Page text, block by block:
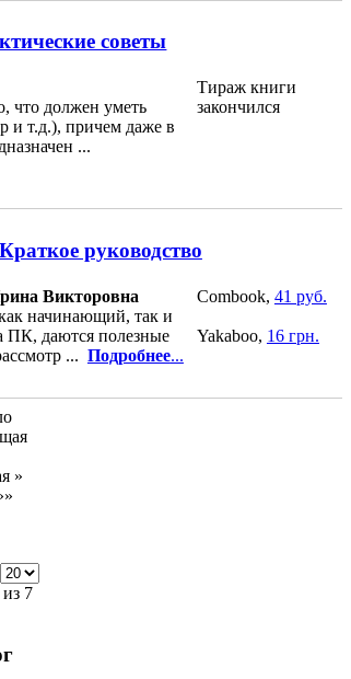
советы
что должен уметь
и т.д.), причем даже в
...
Тираж книги
закончился
руководство
Викторовна
начинающий, так и
ПК, даются полезные
... Подробнее...
Combook, 41 руб.
Yakaboo, 16 грн.
»
7